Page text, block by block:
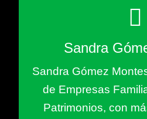
Sandra
Sandra Gómez
de Empresas
Patrimonios, con